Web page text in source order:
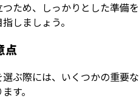
ため、しっかりとした準備を
しましょう。
点
ぶ際には、いくつかの重要な
す。